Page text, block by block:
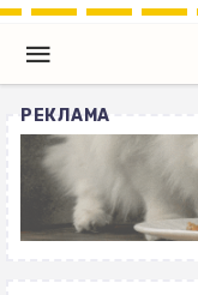
РЕКЛАМА